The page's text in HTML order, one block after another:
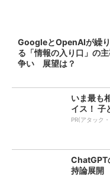
GoogleとOpenAIが繰
る「情報の入り口」の
争い 展望は？
いま最も
イス！ 子
PR(アタック
ChatGPT
持論展開